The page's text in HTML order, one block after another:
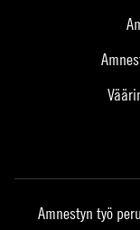
Amnestyn työ